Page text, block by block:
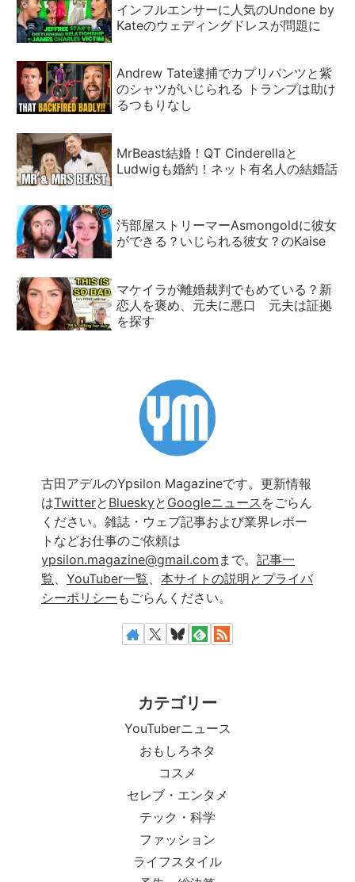
インフルエンサーに人気のUndone by
Kateのウェディングドレスが問題に
Andrew Tate逮捕でカプリパンツと紫
のシャツがいじられる トランプは助け
るつもりなし
MrBeast結婚！QT Cinderellaと
Ludwigも婚約！ネット有名人の結婚話
汚部屋ストリーマーAsmongoldに彼女
ができる？いじられる彼女？のKaise
マケイラが離婚裁判でもめている？新
恋人を褒め、元夫に悪口 元夫は証拠
を探す
古田アデルのYpsilon Magazineです。更新情報
はTwitterと Blueskyと Googleニュース をごらん
ください。雑誌・ウェブ記事および業界レポー
トなどお仕事のご依頼は
ypsilon.magazine@gmail.com まで。 記事一
覧
YouTuber一覧
本サイトの説明とプライバ
シーポリシー もごらんください。
カテゴリー
YouTuberニュース
おもしろネタ
コスメ
セレブ・エンタメ
テック・科学
ファッション
ライフスタイル